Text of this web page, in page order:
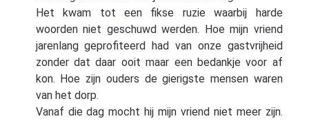
Het kwam tot een fikse ruzie waarbij harde
woorden niet geschuwd werden. Hoe mijn vriend
jarenlang geprofiteerd had van onze gastvrijheid
zonder dat daar ooit maar een bedankje voor af
kon. Hoe zijn ouders de gierigste mensen waren
van het dorp.
Vanaf die dag mocht hij mijn vriend niet meer zijn.